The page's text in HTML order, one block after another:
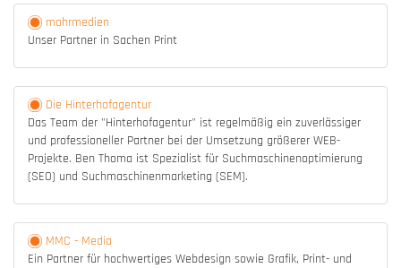
mohrmedien
Unser Partner in Sachen Print
Die Hinterhofagentur
Das Team der "Hinterhofagentur" ist regelmäßig ein zuverlässiger
und professioneller Partner bei der Umsetzung größerer WEB-
Projekte. Ben Thoma ist Spezialist für Suchmaschinenoptimierung
(SEO) und Suchmaschinenmarketing (SEM).
MMC - Media
Ein Partner für hochwertiges Webdesign sowie Grafik, Print- und